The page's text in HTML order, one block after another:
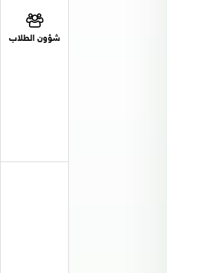
شؤون الطلاب